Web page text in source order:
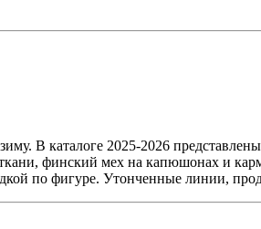
В каталоге 2025-2026
финский мех на капюшонах и
по фигуре. Утонченные линии,